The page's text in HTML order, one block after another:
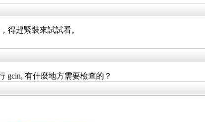
得趕緊裝來試試看。
gcin, 有什麼地方需要檢查的？